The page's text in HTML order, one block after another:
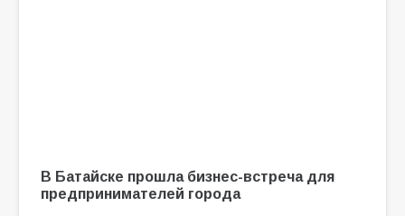
В Батайске прошла бизнес-встреча для
предпринимателей города